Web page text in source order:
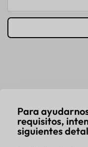
Para
requisitos,
siguientes